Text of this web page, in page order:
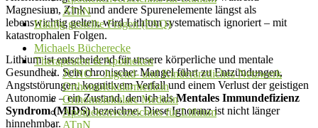
ATnN
Häufig gestellte Fragen (FAQ)
Michaels Bücherecke
Therapeuten & Apotheken
JUNO – Jugend- und Kinderärztliches Netzwerk
Orthomolekularmedizin
Orthomolekulare Medizin
Apothekenverzeichnis für Lithium
ATnN
Magnesium, Zink und andere Spurenelemente längst als
lebenswichtig gelten, wird Lithium systematisch ignoriert – mit
katastrophalen Folgen.
Lithium ist entscheidend für unsere körperliche und mentale
Gesundheit. Sein chronischer Mangel führt zu Entzündungen,
Angststörungen, kognitivem Verfall und einem Verlust der geistigen
Autonomie – ein Zustand, den ich alsMentales Immundefizienz
Syndrom (MIDS)bezeichne. Diese Ignoranz ist nicht länger
hinnehmbar.